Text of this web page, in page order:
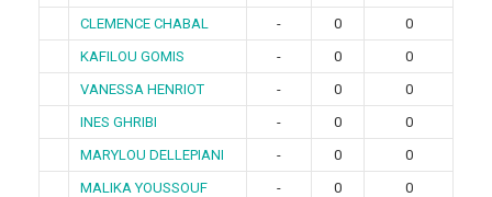
CLEMENCE CHABAL
- 0
0
KAFILOU GOMIS
- 0
0
VANESSA HENRIOT
- 0
0
INES GHRIBI
- 0
0
MARYLOU DELLEPIANI
- 0
0
MALIKA YOUSSOUF
- 0
0